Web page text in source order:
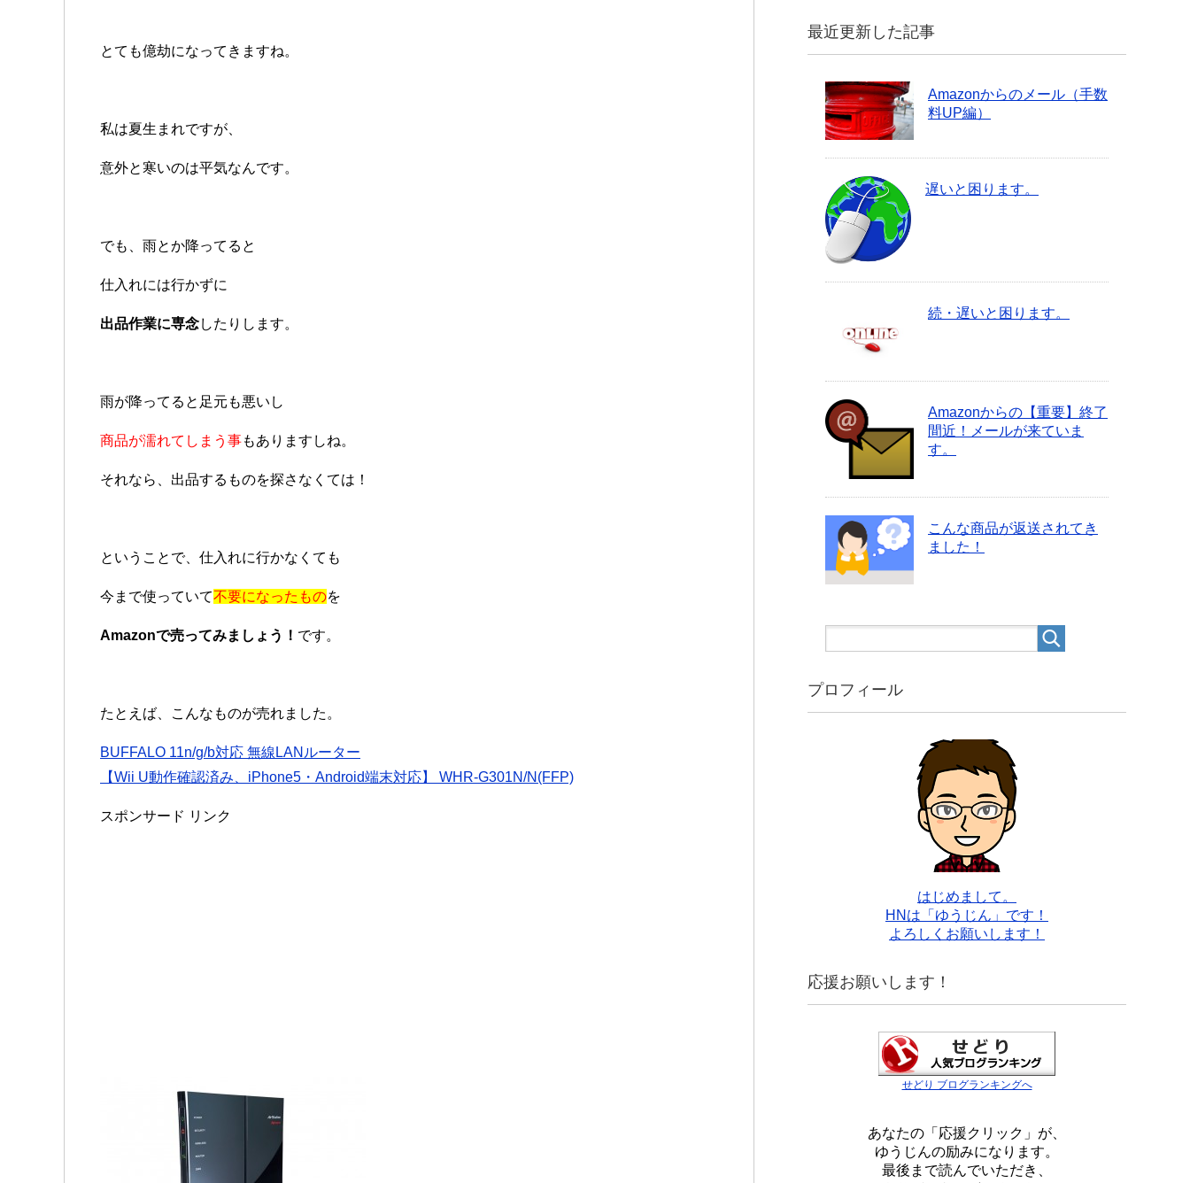
とても億劫になってきますね。
私は夏生まれですが、
意外と寒いのは平気なんです。
でも、雨とか降ってると
仕入れには行かずに
出品作業に専念したりします。
雨が降ってると足元も悪いし
商品が濡れてしまう事もありますしね。
それなら、出品するものを探さなくては！
ということで、仕入れに行かなくても
今まで使っていて不要になったものを
Amazonで売ってみましょう！ です。
たとえば、こんなものが売れました。
BUFFALO 11n/g/b対応 無線LANルーター
【Wii U動作確認済み、iPhone5・Android端末対応】 WHR-G301N/N(FFP)
スポンサード リンク
最近更新した記事
Amazonからのメール（手数
料UP編）
遅いと困ります。
続・遅いと困ります。
Amazonからの【重要】終了
間近！メールが来ていま
す。
こんな商品が返送されてき
ました！
プロフィール
はじめまして。
HNは「ゆうじん」です！
よろしくお願いします！
応援お願いします！
せどり ブログランキングへ
あなたの「応援クリック」が、
ゆうじんの励みになります。
最後まで読んでいただき、